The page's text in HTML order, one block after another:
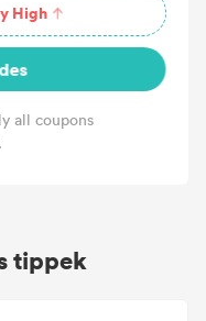
High
all coupons
tippek